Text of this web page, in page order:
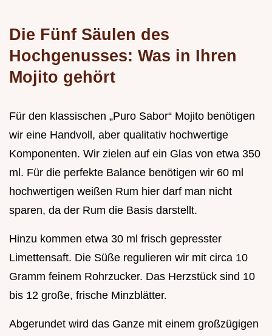
Die Fünf Säulen des
Hochgenusses: Was in Ihren
Mojito gehört
Für den klassischen „Puro Sabor“ Mojito benötigen
wir eine Handvoll, aber qualitativ hochwertige
Komponenten. Wir zielen auf ein Glas von etwa 350
ml. Für die perfekte Balance benötigen wir 60 ml
hochwertigen weißen Rum hier darf man nicht
sparen, da der Rum die Basis darstellt.
Hinzu kommen etwa 30 ml frisch gepresster
Limettensaft. Die Süße regulieren wir mit circa 10
Gramm feinem Rohrzucker. Das Herzstück sind 10
bis 12 große, frische Minzblätter.
Abgerundet wird das Ganze mit einem großzügigen